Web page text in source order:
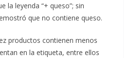
la leyenda “+ queso”; sin
que no contiene queso.
productos contienen menos
en la etiqueta, entre ellos